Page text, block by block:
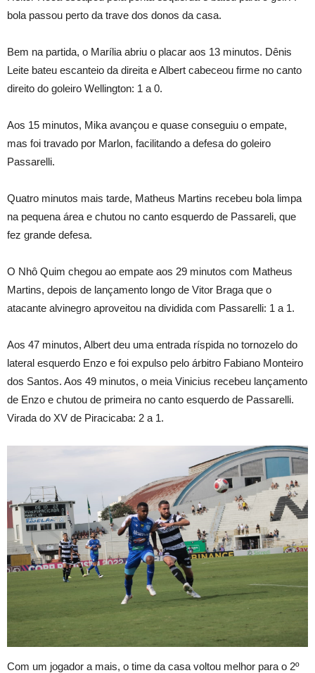
bola passou perto da trave dos donos da casa.
Bem na partida, o Marília abriu o placar aos 13 minutos. Dênis
Leite bateu escanteio da direita e Albert cabeceou firme no canto
direito do goleiro Wellington: 1 a 0.
Aos 15 minutos, Mika avançou e quase conseguiu o empate,
mas foi travado por Marlon, facilitando a defesa do goleiro
Passarelli.
Quatro minutos mais tarde, Matheus Martins recebeu bola limpa
na pequena área e chutou no canto esquerdo de Passareli, que
fez grande defesa.
O Nhô Quim chegou ao empate aos 29 minutos com Matheus
Martins, depois de lançamento longo de Vitor Braga que o
atacante alvinegro aproveitou na dividida com Passarelli: 1 a 1.
Aos 47 minutos, Albert deu uma entrada ríspida no tornozelo do
lateral esquerdo Enzo e foi expulso pelo árbitro Fabiano Monteiro
dos Santos. Aos 49 minutos, o meia Vinicius recebeu lançamento
de Enzo e chutou de primeira no canto esquerdo de Passarelli.
Virada do XV de Piracicaba: 2 a 1.
Com um jogador a mais, o time da casa voltou melhor para o 2º